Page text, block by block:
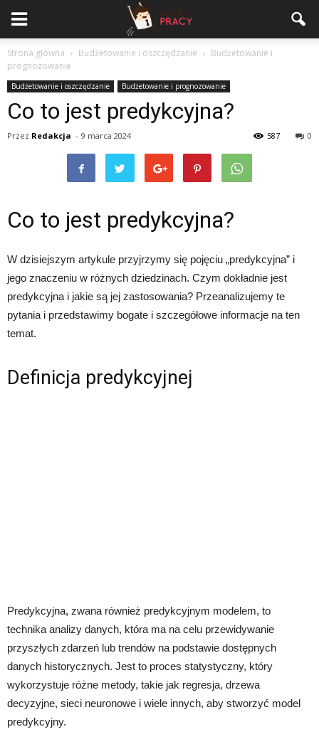
Strona główna Budżetowanie i oszczędzanie
Budżetowanie i
prognozowanie
Budżetowanie i oszczędzanie Budżetowanie i prognozowanie
Co to jest predykcyjna?
Przez Redakcja - 9 marca 2024 0
587
Co to jest predykcyjna?
W dzisiejszym artykule przyjrzymy się pojęciu „predykcyjna” i
jego znaczeniu w różnych dziedzinach. Czym dokładnie jest
predykcyjna i jakie są jej zastosowania? Przeanalizujemy te
pytania i przedstawimy bogate i szczegółowe informacje na ten
temat.
Definicja predykcyjnej
Predykcyjna, zwana również predykcyjnym modelem, to
technika analizy danych, która ma na celu przewidywanie
przyszłych zdarzeń lub trendów na podstawie dostępnych
danych historycznych. Jest to proces statystyczny, który
wykorzystuje różne metody, takie jak regresja, drzewa
decyzyjne, sieci neuronowe i wiele innych, aby stworzyć model
predykcyjny.